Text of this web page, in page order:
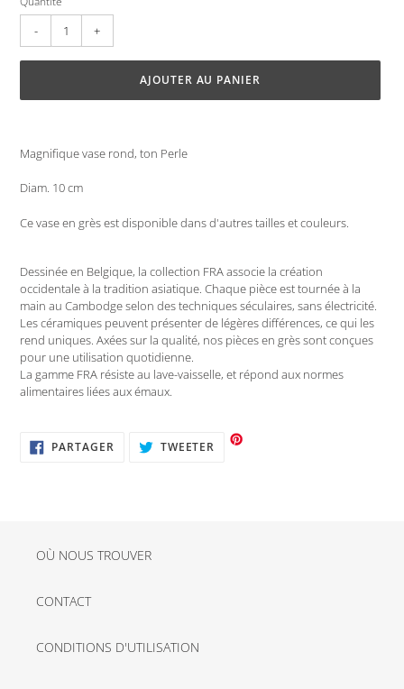
AJOUTER AU PANIER
produit
votre
Magnifique vase rond, ton Perle
Diam. 10 cm
Ce vase en grès est disponible dans d'autres tailles et couleurs.
Dessinée en Belgique, la collection FRA associe la création
occidentale à la tradition asiatique. Chaque pièce est tournée à la
main au Cambodge selon des techniques séculaires, sans électricité.
Les céramiques peuvent présenter de légères différences, ce qui les
rend uniques. Axées sur la qualité, nos pièces en grès sont conçues
pour une utilisation quotidienne.
La gamme FRA résiste au lave-vaisselle, et répond aux normes
alimentaires liées aux émaux.
PARTAGER PARTAGER
SUR
TWEETER TWEETER
OÙ NOUS TROUVER
CONTACT
CONDITIONS D'UTILISATION